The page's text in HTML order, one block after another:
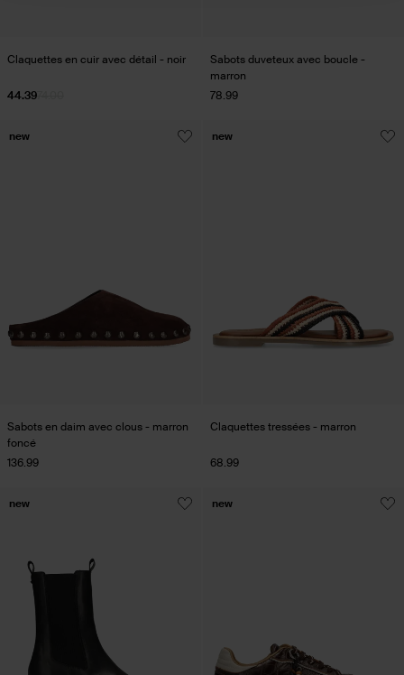
Claquettes en cuir avec détail - noir
44.39
Sabots duveteux avec boucle -
marron
78.99
Sabots en daim avec clous - marron
foncé
136.99
new
Claquettes tressées - marron
68.99
new
new new